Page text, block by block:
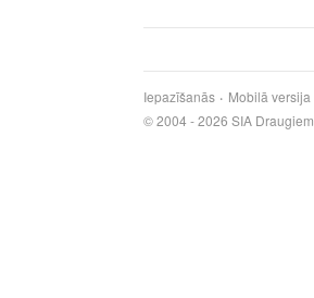
Iepazīšanās Mobilā versija
© 2004 - 2026 SIA Draugiem